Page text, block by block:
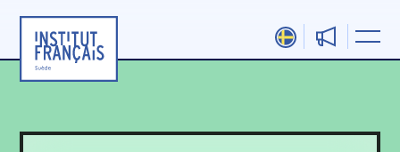
contenu